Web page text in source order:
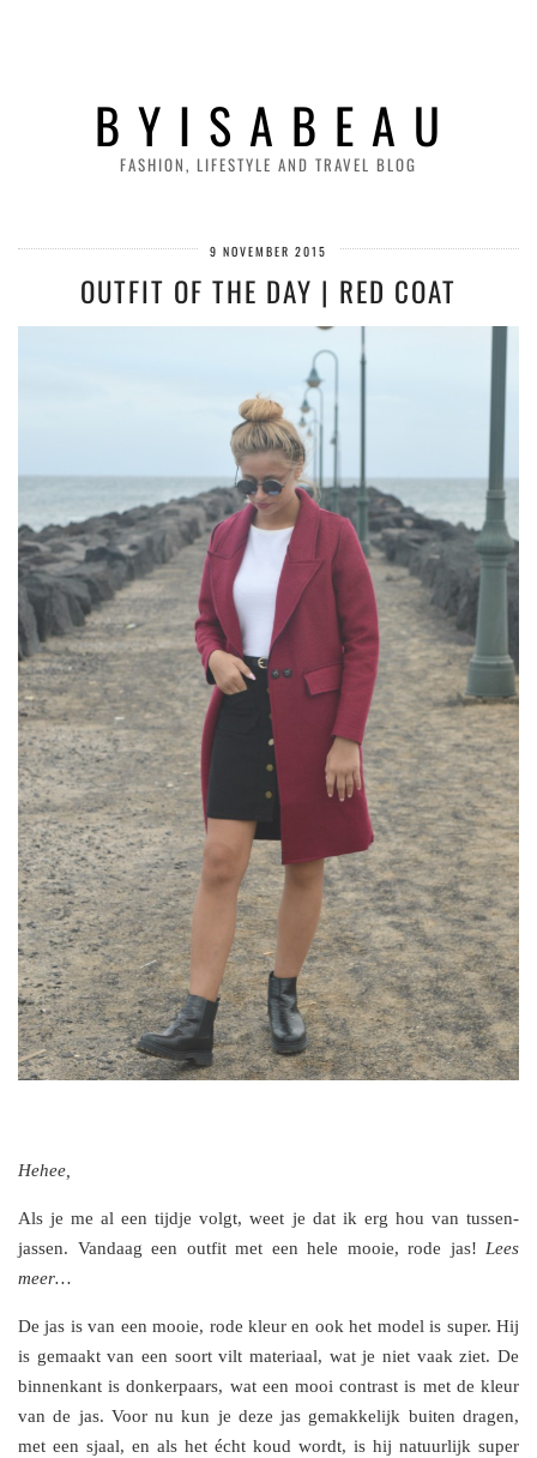
B Y I S A B E A U
FASHION, LIFESTYLE AND TRAVEL BLOG
9 NOVEMBER 2015
OUTFIT OF THE DAY | RED COAT
Hehee,
Als je me al een tijdje volgt, weet je dat ik erg hou van tussen-
jassen. Vandaag een outfit met een hele mooie, rode jas! Lees
meer…
De jas is van een mooie, rode kleur en ook het model is super. Hij
is gemaakt van een soort vilt materiaal, wat je niet vaak ziet. De
binnenkant is donkerpaars, wat een mooi contrast is met de kleur
van de jas. Voor nu kun je deze jas gemakkelijk buiten dragen,
met een sjaal, en als het écht koud wordt, is hij natuurlijk super